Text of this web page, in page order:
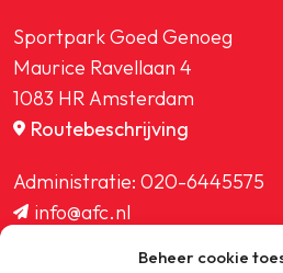
Beheer cookie
Sportpark Goed Genoeg
Maurice Ravellaan 4
1083 HR Amsterdam
Routebeschrijving
Administratie: 020-6445575
info@afc.nl